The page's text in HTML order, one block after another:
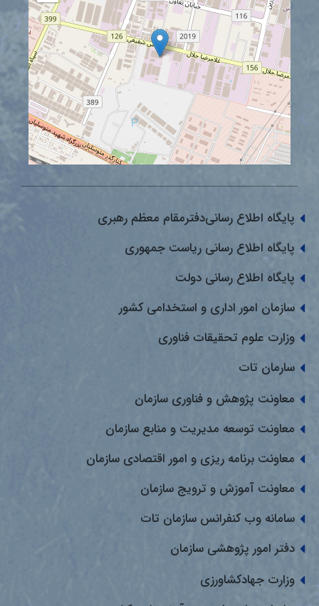
پایگاه اطلاع رسانی‌دفترمقام معظم رهبری
پایگاه اطلاع رسانی ریاست جمهوری
پایگاه اطلاع رسانی دولت
سازمان امور اداری و استخدامی کشور
وزارت علوم تحقیقات فناوری
سارمان تات
معاونت پژوهش و فناوری سازمان
معاونت توسعه مدیریت و منابع سازمان
معاونت برنامه ریزی و امور اقتصادی سازمان
معاونت آموزش و ترویج سازمان
سامانه وب کنفرانس سازمان تات
دفتر امور پژوهشی سازمان
وزارت جهادکشاورزی